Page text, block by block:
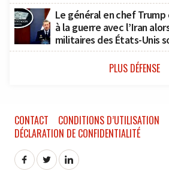
Le général en chef Trump
à la guerre avec l’Iran
militaires des États-Unis
PLUS DÉFENSE
CONTACT
CONDITIONS D’UTILISATION
DÉCLARATION DE CONFIDENTIALITÉ